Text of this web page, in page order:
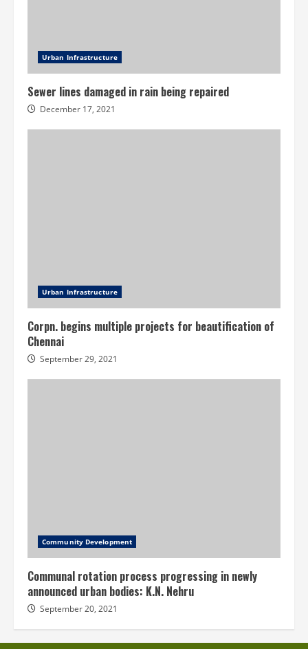
Urban Infrastructure
Sewer lines damaged in rain being repaired
December 17, 2021
Urban Infrastructure
Corpn. begins multiple projects for beautification of
Chennai
September 29, 2021
Community Development
Communal rotation process progressing in newly
announced urban bodies: K.N. Nehru
September 20, 2021